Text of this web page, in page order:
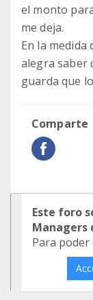
el monto
me deja.
En la
alegra saber
guarda que
Comparte
Este foro
Managers
Para poder